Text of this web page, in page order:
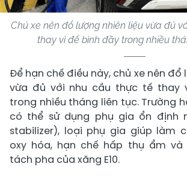
Chủ xe nên đổ lượng nhiên liệu vừa đủ
thay vì để bình đầy trong nhiều
Để hạn chế điều này, chủ xe nên đổ
vừa đủ với nhu cầu thực tế thay
trong nhiều tháng liên tục. Trường
có thể sử dụng phụ gia ổn định
stabilizer), loại phụ gia giúp làm
oxy hóa, hạn chế hấp thụ ẩm
tách pha của xăng E10.